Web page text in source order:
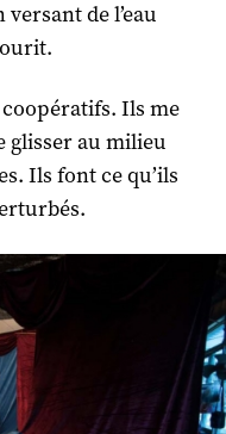
de l’eau
Ils me
glisser au milieu
Ils font ce qu’ils